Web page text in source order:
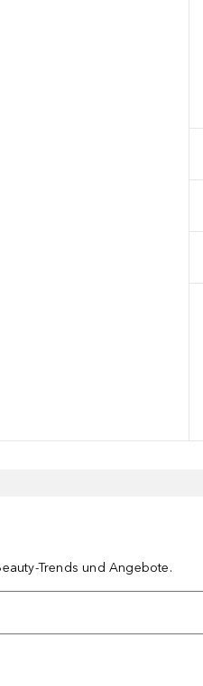
Trends und Angebote.